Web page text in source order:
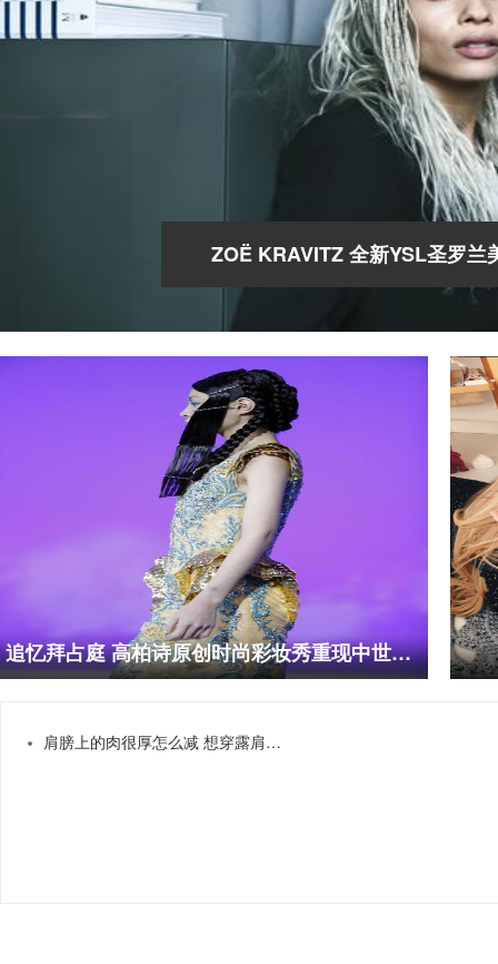
ZOË KRAVITZ 全新YSL圣罗兰
追忆拜占庭 高柏诗原创时尚彩妆秀重现中世纪文化底蕴
肩膀上的肉很厚怎么减 想穿露肩装就要动起来